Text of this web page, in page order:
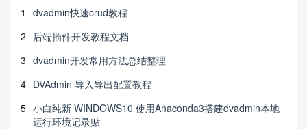
1
dvadmin快速crud教程
2 后端插件开发教程文档
3 dvadmin开发常用方法总结整理
4 DVAdmin 导入导出配置教程
5 小白纯新 WINDOWS10 使用Anaconda3搭建dvadmin本地
运行环境记录贴